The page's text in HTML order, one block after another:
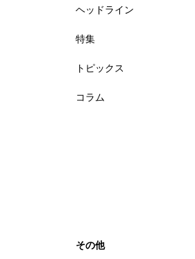
ヘッドライン
特集
トピックス
コラム
その他